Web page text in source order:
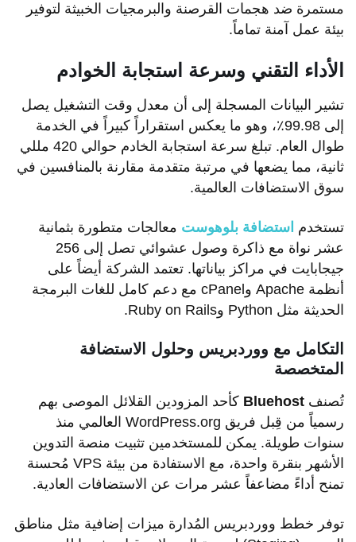
مستمرة ضد هجمات القرصنة والبرمجيات الخبيثة لتوفير
بيئة عمل آمنة تماماً.
الأداء التقني وسرعة استجابة الخوادم
تشير البيانات المسجلة إلى أن معدل وقت التشغيل يصل
إلى 99.98٪، وهو ما يعكس استقراراً كبيراً في الخدمة
طوال العام. تبلغ سرعة استجابة الخادم حوالي 420 مللي
ثانية، مما يضعها في مرتبة متقدمة مقارنة بالمنافسين في
سوق الاستضافات العالمية.
تستخدم استضافة بلوهوست معالجات متطورة بثمانية
عشر نواة مع ذاكرة وصول عشوائي تصل إلى 256
جيجابايت في مراكز بياناتها. تعتمد الشركة أيضاً على
أنظمة Apache وcPanel مع دعم كامل للغات البرمجة
الحديثة مثل Python وRuby on Rails.
التكامل مع ووردبريس وحلول الاستضافة
المتخصصة
تُصنفBluehost كأحد المزودين القلائل الموصى بهم
رسمياً من قِبل فريق WordPress.org العالمي منذ
سنوات طويلة. يمكن للمستخدمين تثبيت منصة التدوين
الأشهر بنقرة واحدة، مع الاستفادة من بيئة VPS مُحسنة
تمنح أداءً مضاعفاً عشر مرات عن الاستضافات العادية.
توفر خطط ووردبريس المُدارة ميزات إضافية مثل مناطق